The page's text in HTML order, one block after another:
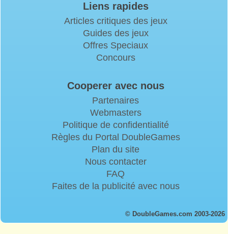
Liens rapides
Articles critiques des jeux
Guides des jeux
Offres Speciaux
Concours
Cooperer avec nous
Partenaires
Webmasters
Politique de confidentialité
Règles du Portal DoubleGames
Plan du site
Nous contacter
FAQ
Faites de la publicité avec nous
© DoubleGames.com 2003-2026